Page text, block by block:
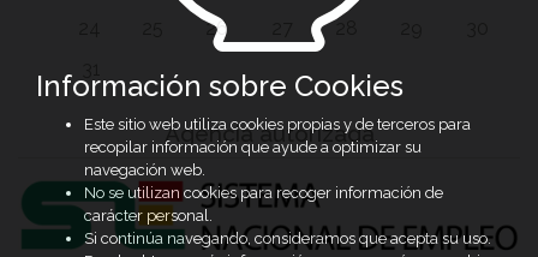
26 28
Agencia autorizada
Información sobre Cookies
Este sitio web utiliza cookies propias y de terceros para
recopilar información que ayude a optimizar su
navegación web.
No se utilizan cookies para recoger información de
carácter personal.
Si continúa navegando, consideramos que acepta su uso.